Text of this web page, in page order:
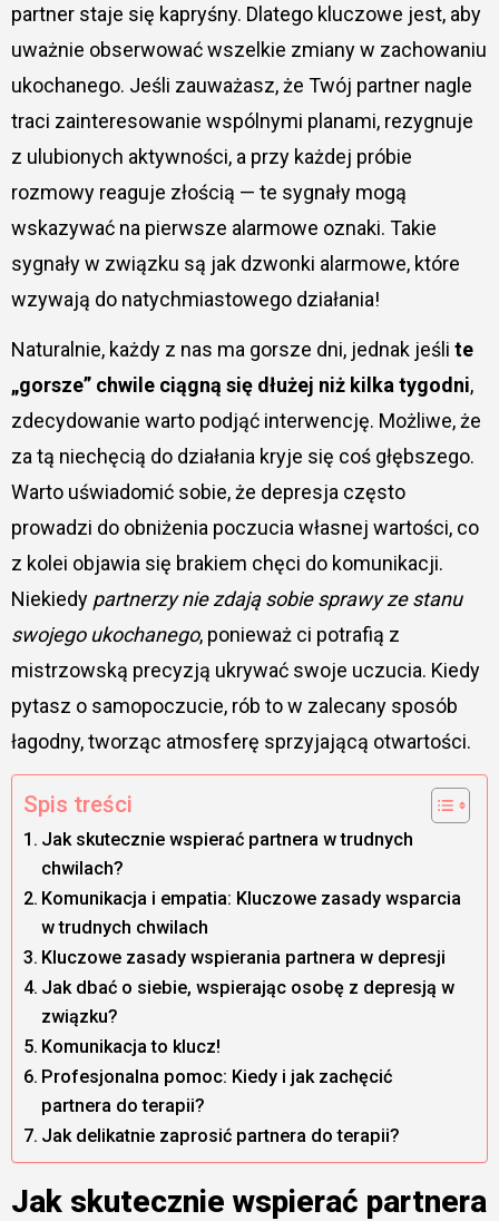
partner staje się kapryśny. Dlatego kluczowe jest, aby
uważnie obserwować wszelkie zmiany w zachowaniu
ukochanego. Jeśli zauważasz, że Twój partner nagle
traci zainteresowanie wspólnymi planami, rezygnuje
z ulubionych aktywności, a przy każdej próbie
rozmowy reaguje złością — te sygnały mogą
wskazywać na pierwsze alarmowe oznaki. Takie
sygnały w związku są jak dzwonki alarmowe, które
wzywają do natychmiastowego działania!
Naturalnie, każdy z nas ma gorsze dni, jednak jeśli te
„gorsze” chwile ciągną się dłużej niż kilka tygodni,
zdecydowanie warto podjąć interwencję. Możliwe, że
za tą niechęcią do działania kryje się coś głębszego.
Warto uświadomić sobie, że depresja często
prowadzi do obniżenia poczucia własnej wartości, co
z kolei objawia się brakiem chęci do komunikacji.
Niekiedy partnerzy nie zdają sobie sprawy ze stanu
swojego ukochanego, ponieważ ci potrafią z
mistrzowską precyzją ukrywać swoje uczucia. Kiedy
pytasz o samopoczucie, rób to w zalecany sposób
łagodny, tworząc atmosferę sprzyjającą otwartości.
Spis treści
Jak skutecznie wspierać partnera w trudnych
chwilach?
Komunikacja i empatia: Kluczowe zasady wsparcia
w trudnych chwilach
Kluczowe zasady wspierania partnera w depresji
Jak dbać o siebie, wspierając osobę z depresją w
związku?
Komunikacja to klucz!
Profesjonalna pomoc: Kiedy i jak zachęcić
partnera do terapii?
Jak delikatnie zaprosić partnera do terapii?
Jak skutecznie wspierać partnera